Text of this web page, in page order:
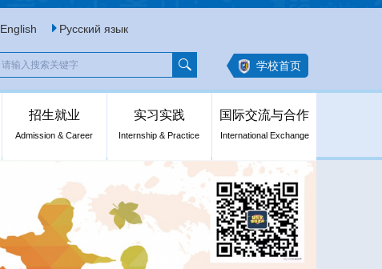
English Русский язык
学校首页
招生就业
Admission & Career
实习实践
Internship & Practice
国际交流与合作
International Exchange